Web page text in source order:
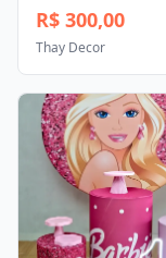
R$ 300,00
Thay Decor